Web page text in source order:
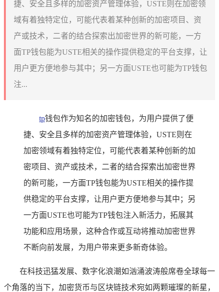
捷、安全且多样的加密资产管理体验，USTE则在加密领
域有着独特定位，可能代表着某种创新的加密项目、资
产或技术，二者的结合探索出加密世界的新可能，一方
面TP钱包能为USTE相关的操作提供稳定的平台支撑，让
用户更方便地参与其中；另一方面USTE也可能为TP钱包
注...
tp钱包作为知名的加密钱包，为用户提供了便
捷、安全且多样的加密资产管理体验，USTE则在
加密领域有着独特定位，可能代表着某种创新的加
密项目、资产或技术，二者的结合探索出加密世界
的新可能，一方面TP钱包能为USTE相关的操作提
供稳定的平台支撑，让用户更方便地参与其中；另
一方面USTE也可能为TP钱包注入新活力，拓展其
功能和应用场景，这种合作或互动将推动加密世界
不断向前发展，为用户带来更多新奇体验。
在科技迅猛发展、数字化浪潮如汹涌波涛般席卷全球每一
个角落的当下，加密货币与区块链技术宛如两颗璀璨的新星，